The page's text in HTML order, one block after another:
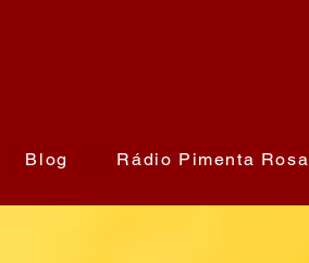
Blog Rádio Pimenta Rosa